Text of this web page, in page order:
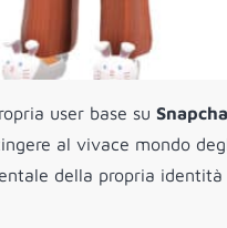
user base su
al vivace mondo
della propria identità